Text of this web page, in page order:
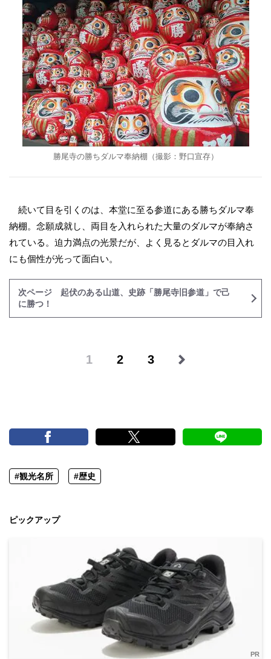
勝尾寺の勝ちダルマ奉納棚（撮影：野口宣存）
続いて目を引くのは、本堂に至る参道にある勝ちダルマ奉
納棚。念願成就し、両目を入れられた大量のダルマが奉納さ
れている。迫力満点の光景だが、よく見るとダルマの目入れ
にも個性が光って面白い。
次ページ 起伏のある山道、史跡「勝尾寺旧参道」で己
に勝つ！
1 2 3
#観光名所 #歴史
ピックアップ
PR